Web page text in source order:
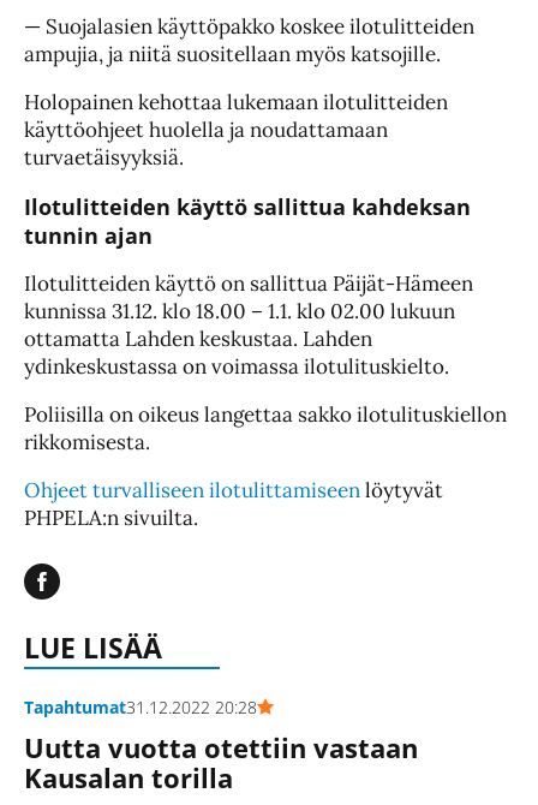
— Suojalasien käyttöpakko koskee ilotulitteiden
ampujia, ja niitä suositellaan myös katsojille.
Holopainen kehottaa lukemaan ilotulitteiden
käyttöohjeet huolella ja noudattamaan
turvaetäisyyksiä.
Ilotulitteiden käyttö sallittua kahdeksan
tunnin ajan
Ilotulitteiden käyttö on sallittua Päijät-Hämeen
kunnissa 31.12. klo 18.00 – 1.1. klo 02.00 lukuun
ottamatta Lahden keskustaa. Lahden
ydinkeskustassa on voimassa ilotulituskielto.
Poliisilla on oikeus langettaa sakko ilotulituskiellon
rikkomisesta.
Ohjeet turvalliseen ilotulittamiseenlöytyvät
PHPELA:n sivuilta.
LUE LISÄÄ
Tapahtumat31.12.2022 20:28
Uutta vuotta otettiin vastaan
Kausalan torilla